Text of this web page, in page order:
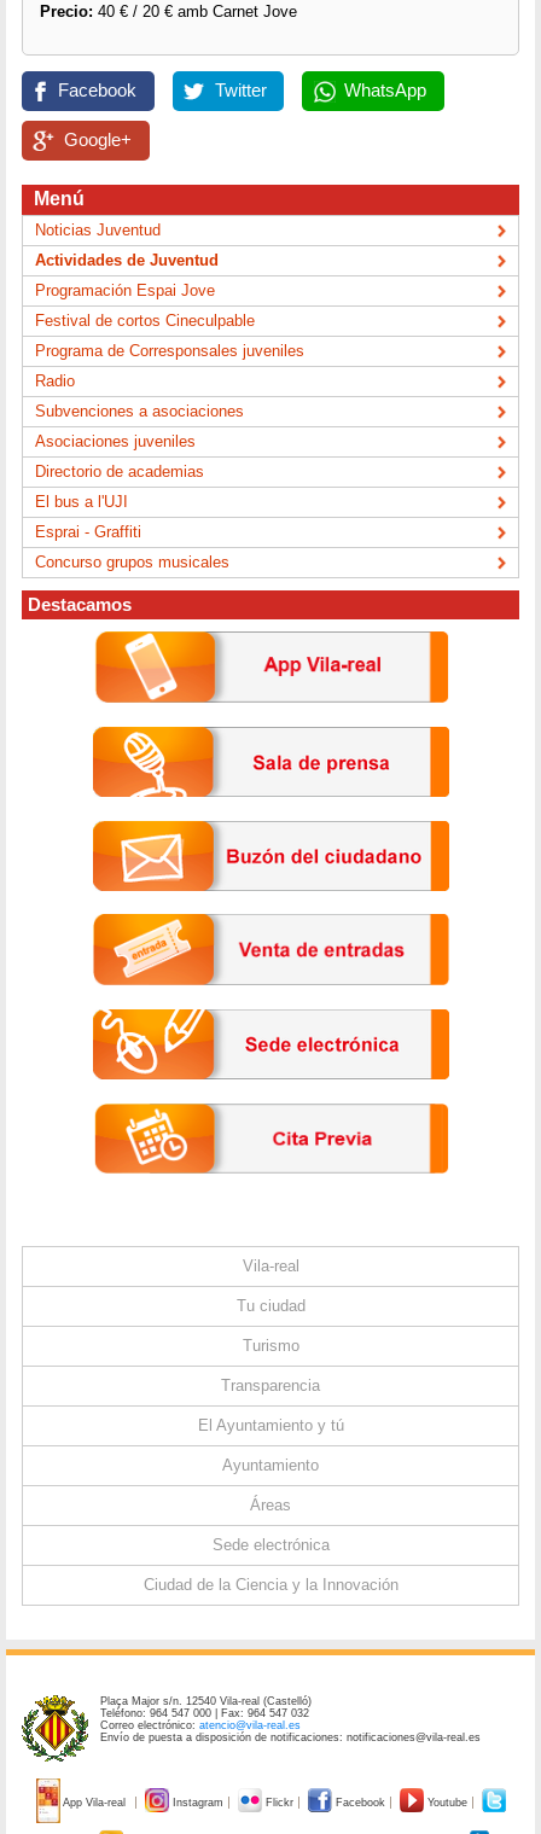
Precio: 40 € / 20 € amb Carnet Jove
Facebook Twitter WhatsApp
Google+
Menú
Noticias Juventud
Actividades de Juventud
Programación Espai Jove
Festival de cortos Cineculpable
Programa de Corresponsales juveniles
Radio
Subvenciones a asociaciones
Asociaciones juveniles
Directorio de academias
El bus a l'UJI
Esprai - Graffiti
Concurso grupos musicales
Destacamos
Vila-real
Tu ciudad
Turismo
Transparencia
El Ayuntamiento y tú
Ayuntamiento
Áreas
Sede electrónica
Ciudad de la Ciencia y la Innovación
Plaça Major s/n. 12540 Vila-real (Castelló)
Teléfono: 964 547 000 | Fax: 964 547 032
Correo electrónico:atencio@vila-real.es
Envío de puesta a disposición de notificaciones: notificaciones@vila-real.es
App Vila-real Instagram Flickr Facebook Youtube